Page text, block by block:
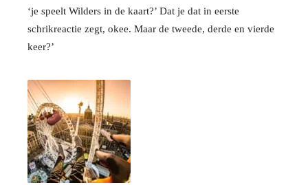
‘je speelt Wilders in de kaart?’ Dat je dat in eerste
schrikreactie zegt, okee. Maar de tweede, derde en vierde
keer?’